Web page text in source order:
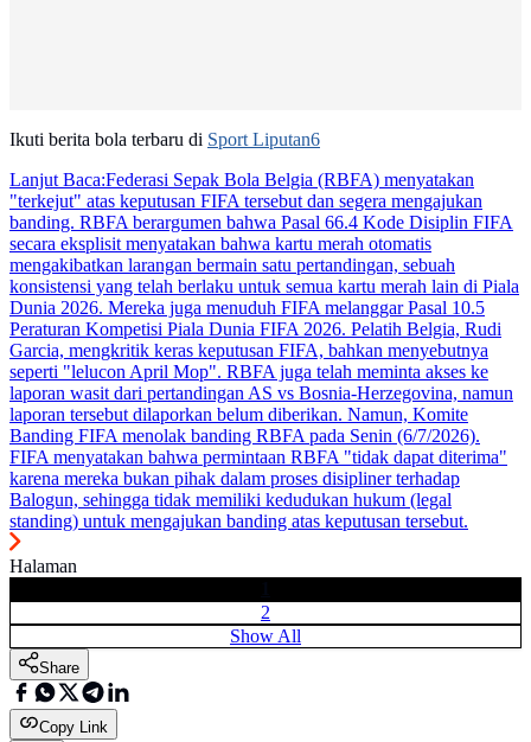
Ikuti berita bola terbaru di Sport Liputan6
Lanjut Baca:Federasi Sepak Bola Belgia (RBFA) menyatakan
"terkejut" atas keputusan FIFA tersebut dan segera mengajukan
banding. RBFA berargumen bahwa Pasal 66.4 Kode Disiplin FIFA
secara eksplisit menyatakan bahwa kartu merah otomatis
mengakibatkan larangan bermain satu pertandingan, sebuah
konsistensi yang telah berlaku untuk semua kartu merah lain di Piala
Dunia 2026. Mereka juga menuduh FIFA melanggar Pasal 10.5
Peraturan Kompetisi Piala Dunia FIFA 2026. Pelatih Belgia, Rudi
Garcia, mengkritik keras keputusan FIFA, bahkan menyebutnya
seperti "lelucon April Mop". RBFA juga telah meminta akses ke
laporan wasit dari pertandingan AS vs Bosnia-Herzegovina, namun
laporan tersebut dilaporkan belum diberikan. Namun, Komite
Banding FIFA menolak banding RBFA pada Senin (6/7/2026).
FIFA menyatakan bahwa permintaan RBFA "tidak dapat diterima"
karena mereka bukan pihak dalam proses disipliner terhadap
Balogun, sehingga tidak memiliki kedudukan hukum (legal
standing) untuk mengajukan banding atas keputusan tersebut.
Halaman
2
Show All
Share
Copy Link